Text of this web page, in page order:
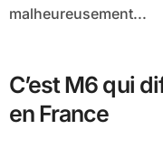
malheureusement...
C’est M6 qui
en France